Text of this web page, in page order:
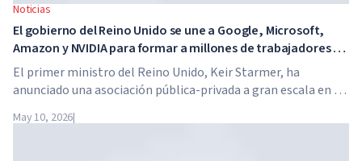
Noticias
El gobierno del Reino Unido se une a Google, Microsoft,
Amazon y NVIDIA para formar a millones de trabajadores en
habilidades de IA
El primer ministro del Reino Unido, Keir Starmer, ha
anunciado una asociación pública-privada a gran escala en el
Amazon y NVIDIA, junto con el gobierno, lanzan un
May 10, 2026|